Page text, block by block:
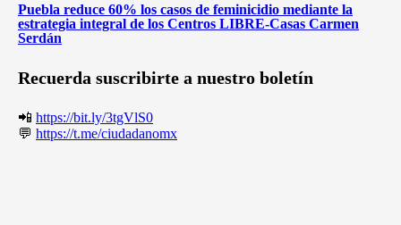
Puebla reduce 60% los casos de feminicidio mediante la
estrategia integral de los Centros LIBRE-Casas Carmen
Serdán
Recuerda suscribirte a nuestro boletín
📲 https://bit.ly/3tgVlS0
💬 https://t.me/ciudadanomx